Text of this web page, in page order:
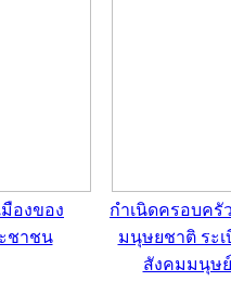
มืองของ
ชาชน
กำเนิดครอบครั
มนุษยชาติ ระเ
สังคมมนุษย์